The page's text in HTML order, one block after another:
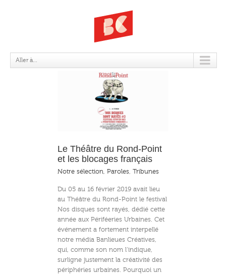
Aller à...
PAROLES
Le Théâtre du Rond-Point
et les blocages français
Notre sélection Paroles Tribunes
Du 05 au 16 février 2019 avait lieu
au Théâtre du Rond-Point le festival
Nos disques sont rayés, dédié cette
année aux Périféeries Urbaines. Cet
événement a fortement interpellé
notre média Banlieues Créatives,
qui, comme son nom l’indique,
surligne justement la créativité des
périphéries urbaines. Pourquoi un